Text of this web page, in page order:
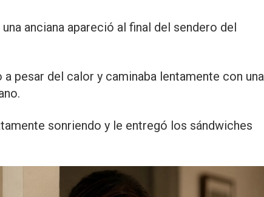
anciana apareció al final del sendero del
a pesar del calor y caminaba lentamente con una
sonriendo y le entregó los sándwiches